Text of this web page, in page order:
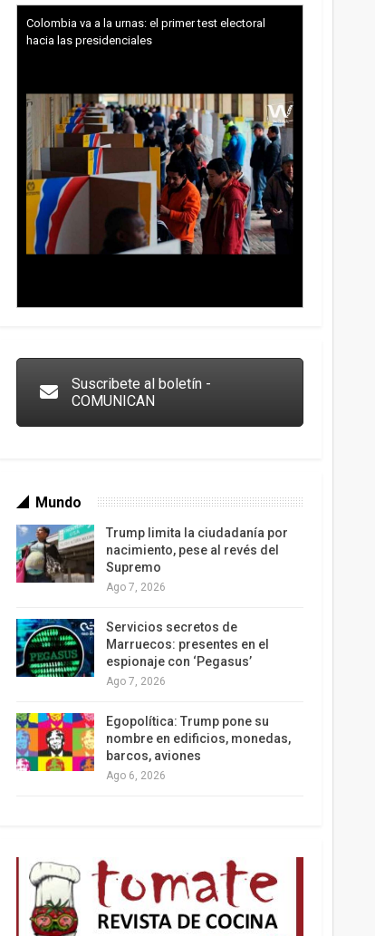
Colombia va a la urnas: el primer test electoral
hacia las presidenciales
Suscribete al boletín -
COMUNICAN
Mundo
Trump limita la ciudadanía por
nacimiento, pese al revés del
Supremo
Ago 7, 2026
Servicios secretos de
Marruecos: presentes en el
espionaje con ‘Pegasus’
Ago 7, 2026
Egopolítica: Trump pone su
nombre en edificios, monedas,
barcos, aviones
Ago 6, 2026